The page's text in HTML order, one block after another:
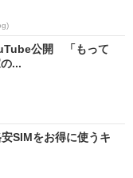
公開 「もって
...
SIMをお得に使うキ